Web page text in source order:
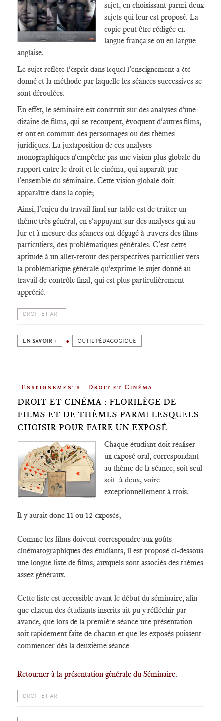
sujet, en choisissant parmi deux
sujets qui leur est proposé. La
copie peut être rédigée en
langue française ou en langue
anglaise.
Le sujet reflète l'esprit dans lequel l'enseignement a été
donné et la méthode par laquelle les séances successives se
sont déroulées.
En effet, le séminaire est construit sur des analyses d'une
dizaine de films, qui se recoupent, évoquent d'autres films,
et ont en commun des personnages ou des thèmes
juridiques. La juxtaposition de ces analyses
monographiques n'empêche pas une vision plus globale du
rapport entre le droit et le cinéma, qui apparaît par
l'ensemble du séminaire. Cette vision globale doit
apparaître dans la copie;
Ainsi, l'enjeu du travail final sur table est de traiter un
thème très général, en s'appuyant sur des analyses qui au
fur et à mesure des séances ont dégagé à travers des films
particuliers, des problématiques générales. C'est cette
aptitude à un aller-retour des perspectives particulier vers
la problématique générale qu'exprime le sujet donné au
travail de contrôle final, qui est plus particulièrement
apprécié.
DROIT ET ART
EN SAVOIR + OUTIL PÉDAGOGIQUE
Enseignements : Droit et Cinéma
DROIT ET CINÉMA : FLORILÈGE DE
FILMS ET DE THÈMES PARMI LESQUELS
CHOISIR POUR FAIRE UN EXPOSÉ
Chaque étudiant doit réaliser
un exposé oral, correspondant
au thème de la séance, soit seul
soit à deux, voire
exceptionnellement à trois.
Il y aurait donc 11 ou 12 exposés;
Comme les films doivent correspondre aux goûts
cinématographiques des étudiants, il est proposé ci-dessous
une longue liste de films, auxquels sont associés des thèmes
assez généraux.
Cette liste est accessible avant le début du séminaire, afin
que chacun des étudiants inscrits ait pu y réfléchir par
avance, que lors de la première séance une présentation
soit rapidement faite de chacun et que les exposés puissent
commencer dès la deuxième séance
Retourner à la présentation générale du Séminaire.
DROIT ET ART